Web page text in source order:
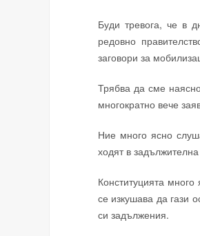
Буди тревога, че в
редовно
заговори за
Трябва да сме
многократно вече
Ние много ясно
ходят в
Конституцията
се изкушава да гази
си задължения.